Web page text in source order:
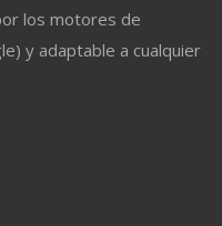
los motores de
y adaptable a cualquier